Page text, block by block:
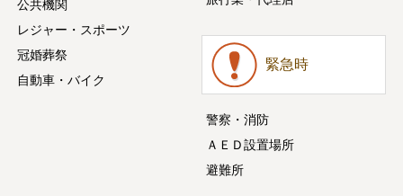
公共機関
レジャー・スポーツ
冠婚葬祭
自動車・バイク
緊急時
警察・消防
ＡＥＤ設置場所
避難所